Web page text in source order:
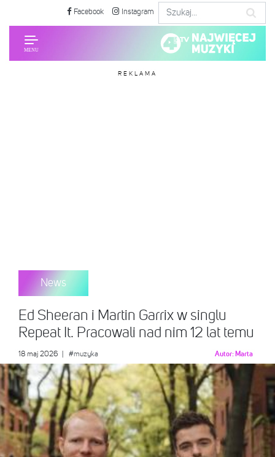
Facebook Instagram
REKLAMA
News
Ed Sheeran i Martin Garrix w singlu
Repeat It. Pracowali nad nim 12 lat temu
18 maj 2026 #muzyka Autor: Marta